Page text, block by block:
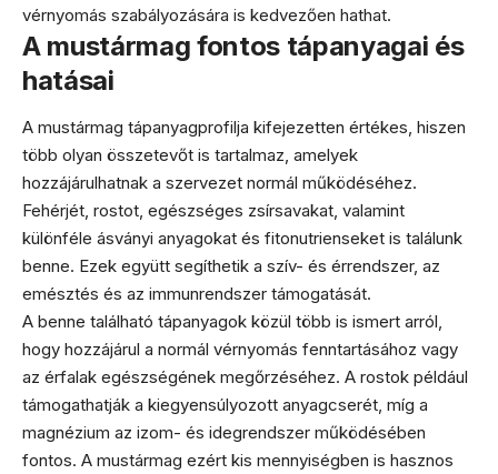
vérnyomás szabályozására is kedvezően hathat.
A mustármag fontos tápanyagai és
hatásai
A mustármag tápanyagprofilja kifejezetten értékes, hiszen
több olyan összetevőt is tartalmaz, amelyek
hozzájárulhatnak a szervezet normál működéséhez.
Fehérjét, rostot, egészséges zsírsavakat, valamint
különféle ásványi anyagokat és fitonutrienseket is találunk
benne. Ezek együtt segíthetik a szív- és érrendszer, az
emésztés és az immunrendszer támogatását.
A benne található tápanyagok közül több is ismert arról,
hogy hozzájárul a normál vérnyomás fenntartásához vagy
az érfalak egészségének megőrzéséhez. A rostok például
támogathatják a kiegyensúlyozott anyagcserét, míg a
magnézium az izom- és idegrendszer működésében
fontos. A mustármag ezért kis mennyiségben is hasznos